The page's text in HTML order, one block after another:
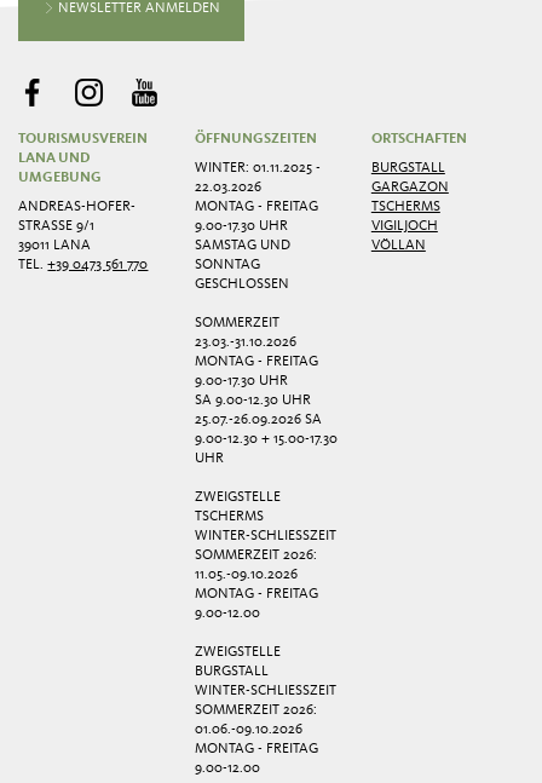
NEWSLETTER ANMELDEN
TOURISMUSVEREIN
LANA UND
UMGEBUNG
ANDREAS-HOFER-
STRASSE 9/1
39011 LANA
TEL.+39 0473 561 770
ÖFFNUNGSZEITEN
WINTER: 01.11.2025 -
22.03.2026
MONTAG - FREITAG
9.00-17.30 UHR
SAMSTAG UND
SONNTAG
GESCHLOSSEN
SOMMERZEIT
23.03.-31.10.2026
MONTAG - FREITAG
9.00-17.30 UHR
SA 9.00-12.30 UHR
25.07.-26.09.2026 SA
9.00-12.30 + 15.00-17.30
UHR
ZWEIGSTELLE
TSCHERMS
WINTER-SCHLIESSZEIT
SOMMERZEIT 2026:
11.05.-09.10.2026
MONTAG - FREITAG
9.00-12.00
ZWEIGSTELLE
BURGSTALL
WINTER-SCHLIESSZEIT
SOMMERZEIT 2026:
01.06.-09.10.2026
MONTAG - FREITAG
9.00-12.00
ORTSCHAFTEN
BURGSTALL
GARGAZON
TSCHERMS
VIGILJOCH
VÖLLAN